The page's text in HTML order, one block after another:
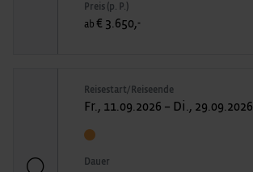
Preis (p. P.)
ab € 3.650,-
Reisestart/Reiseende
Fr., 11.09.2026 – Di., 29.09.2026
Dauer